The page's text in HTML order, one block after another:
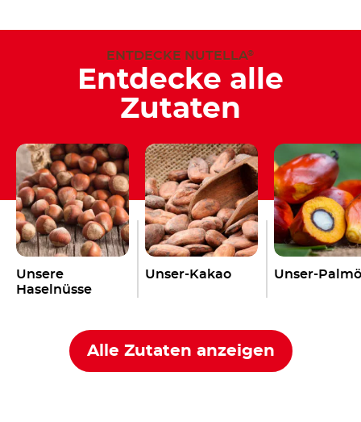
ENTDECKE NUTELLA®
Entdecke alle
Zutaten
Unsere
Haselnüsse
Unser-Kakao Unser-
Alle Zutaten anzeigen